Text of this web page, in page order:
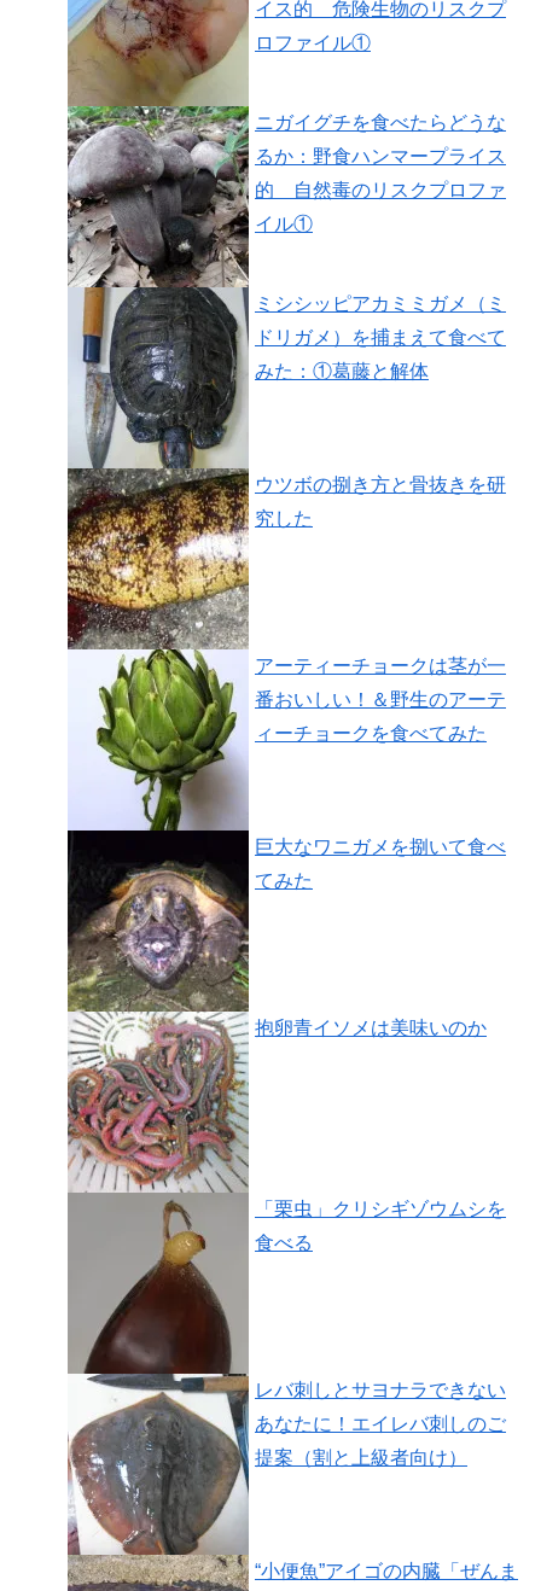
イス的 危険生物のリスクプ
ロファイル①
ニガイグチを食べたらどうな
るか：野食ハンマープライス
的 自然毒のリスクプロファ
イル①
ミシシッピアカミミガメ（ミ
ドリガメ）を捕まえて食べて
みた：①葛藤と解体
ウツボの捌き方と骨抜きを研
究した
アーティーチョークは茎が一
番おいしい！＆野生のアーテ
ィーチョークを食べてみた
巨大なワニガメを捌いて食べ
てみた
抱卵青イソメは美味いのか
「栗虫」クリシギゾウムシを
食べる
レバ刺しとサヨナラできない
あなたに！エイレバ刺しのご
提案（割と上級者向け）
“小便魚”アイゴの内臓「ぜんま